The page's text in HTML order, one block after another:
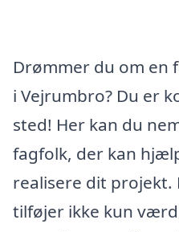
Drømmer du om
i Vejrumbro? Du er
sted! Her kan du
fagfolk, der kan
realisere dit projekt.
tilføjer ikke kun